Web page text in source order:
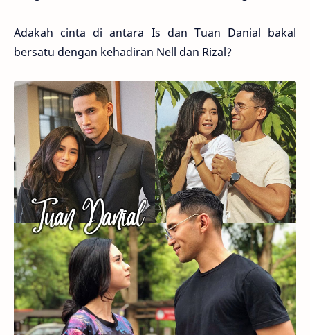
Adakah cinta di antara Is dan Tuan Danial bakal
bersatu dengan kehadiran Nell dan Rizal?